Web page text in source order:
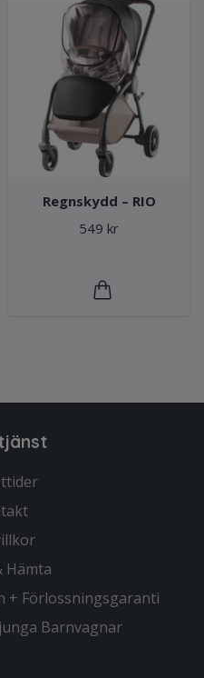
Regnskydd – RIO
549 kr
Hämta
+ Förlossningsgaranti
Barnvagnar